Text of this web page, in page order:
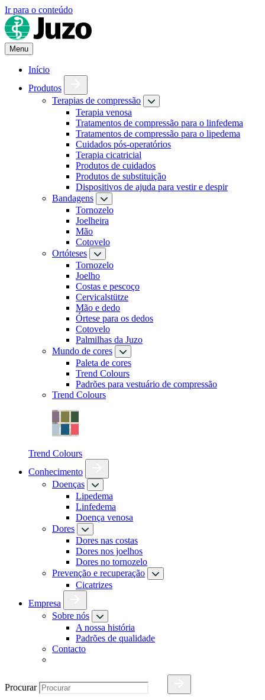
Ir para o conteúdo
Menu
Início
Produtos
Terapias de compressão
Terapia venosa
Tratamentos de compressão para o linfedema
Tratamentos de compressão para o lipedema
Cuidados pós-operatórios
Terapia cicatricial
Produtos de cuidados
Produtos de substituição
Dispositivos de ajuda para vestir e despir
Bandagens
Tornozelo
Joelheira
Mão
Cotovelo
Ortóteses
Tornozelo
Joelho
Costas e pescoço
Cervicalstütze
Mão e dedo
Órtese para os dedos
Cotovelo
Palmilhas da Juzo
Mundo de cores
Paleta de cores
Trend Colours
Padrões para vestuário de compressão
Trend Colours
Trend Colours
Conhecimento
Doenças
Lipedema
Linfedema
Doença venosa
Dores
Dores nas costas
Dores nos joelhos
Dores no tornozelo
Prevenção e recuperação
Cicatrizes
Empresa
Sobre nós
A nossa história
Padrões de qualidade
Contacto
Procurar